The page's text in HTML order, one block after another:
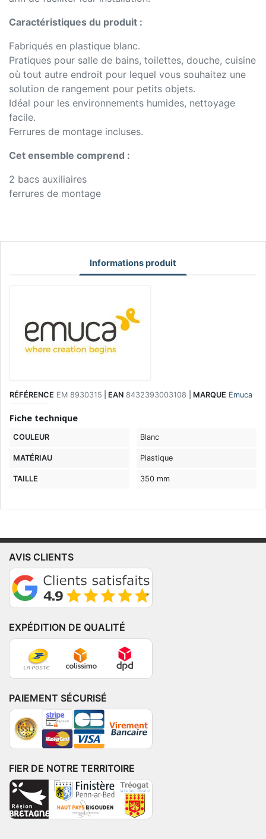
Caractéristiques du produit :
Fabriqués en plastique blanc.
Pratiques pour salle de bains, toilettes, douche, cuisine
où tout autre endroit pour lequel vous souhaitez une
solution de rangement pour petits objets.
Idéal pour les environnements humides, nettoyage
facile.
Ferrures de montage incluses.
Cet ensemble comprend :
2 bacs auxiliaires
ferrures de montage
Informations produit
RÉFÉRENCE EM 8930315 EAN 8432393003108 MARQUE Emuca
Fiche technique
COULEUR Blanc
MATÉRIAU Plastique
TAILLE 350 mm
AVIS CLIENTS
EXPÉDITION DE QUALITÉ
PAIEMENT SÉCURISÉ
FIER DE NOTRE TERRITOIRE